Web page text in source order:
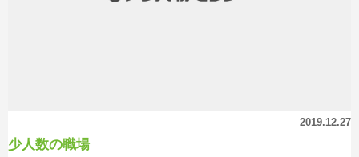
2019.12.27
少人数の職場